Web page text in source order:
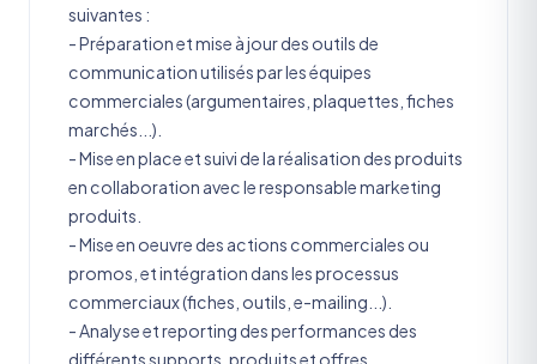
suivantes :
- Préparation et mise à jour des outils de
communication utilisés par les équipes
commerciales (argumentaires, plaquettes, fiches
marchés...).
- Mise en place et suivi de la réalisation des produits
en collaboration avec le responsable marketing
produits.
- Mise en oeuvre des actions commerciales ou
promos, et intégration dans les processus
commerciaux (fiches, outils, e-mailing...).
- Analyse et reporting des performances des
différents supports, produits et offres